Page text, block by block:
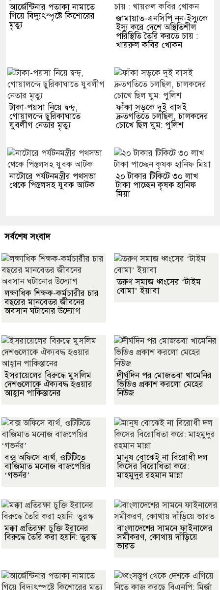
আর্জেন্টিনার পতাকা নামাতে
গিয়ে বিদ্যুৎস্পৃষ্টে কিশোরের
মৃত্যু
জামায়াত-এনসিপি নন-ইস্যুকে
ইস্যু করে দেশে অস্থিতিশীল
পরিস্থিতি তৈরি করতে চায় :
খায়রুল কবির খোকন
টাকা-পয়সা নিয়ে দ্বন্দ্ব,
গোয়ালন্দে ছুরিকাঘাতে
যুবলীগ নেতার মৃত্যু
ফাঁকা সড়কে দুই বাসই
দ্রুতগতিতে চলছিল, চালকদের
চোখে ছিল ঘুম: পুলিশ
নাটোরে পর্যটনমন্ত্রীর পথসভা
থেকে পিস্তলসহ যুবক আটক
২০ টাকার টিকিটে ৩০ লাখ
টাকা পাচ্ছেন কৃষক হানিফ
মিয়া
সর্বশেষ সংবাদ
লক্ষাধিক শিক্ষক-কর্মচারীর চার
বছরের মানবেতর জীবনের
অবসান ঘটানোর উদ্যোগ
তরুণ সমাজ ধ্বংসের ‘টাইম
বোমা’ ইয়াবা
ইসরায়েলের বিরুদ্ধে মুসলিম
দেশগুলোকে ঐক্যবদ্ধ হওয়ার
আহ্বান পাকিস্তানের
দীর্ঘদিন পর মোজতবা খামেনির
ভিডিও প্রকাশ করলো মেহের
নিউজ
বক্স অফিসে ব্যর্থ, ওটিটিতে
বাজিমাত মনোজ বাজপেয়ির
‘গভর্নর’
মানুষ বোঝেই না বিরোধী দল
কিসের বিরোধিতা করে:
মাহমুদুর রহমান মান্না
মক্কা প্রতিরক্ষা চুক্তি ইরানের
বিরুদ্ধে তৈরি করা হয়নি: তুরস্ক
বাংলাদেশের সামনে ফাইনালের
সমীকরণ, কোথায় দাঁড়িয়ে
ভারত